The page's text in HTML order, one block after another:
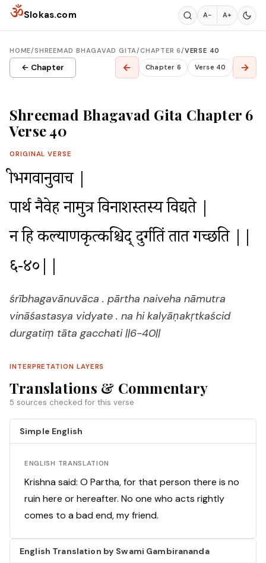
Skip to content
ॐSlokas.com A− A+
HOME/SHREEMAD BHAGAVAD GITA/CHAPTER 6/VERSE 40
← Chapter ← Chapter 6 Verse 40 →
Shreemad Bhagavad Gita Chapter 6
Verse 40
ORIGINAL VERSE
श्रीभगवानुवाच |
पार्थ नैवेह नामुत्र विनाशस्तस्य विद्यते |
न हि कल्याणकृत्कश्चिद् दुर्गतिं तात गच्छति ||
६-४०||
śrībhagavānuvāca . pārtha naiveha nāmutra
vināśastasya vidyate . na hi kalyāṇakṛtkaścid
durgatiṃ tāta gacchati ||6-40||
INTERPRETATION LAYERS
Translations & Commentary
5 sources checked for this verse
Simple English
ENGLISH TRANSLATION
Krishna said: O Partha, for that person there is no
ruin here or hereafter. No one who acts rightly
comes to a bad end, my friend.
English Translation by Swami Gambirananda